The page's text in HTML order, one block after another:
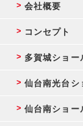
会社概要
コンセプト
多賀城ショー
仙台南光台シ
仙台南ショー